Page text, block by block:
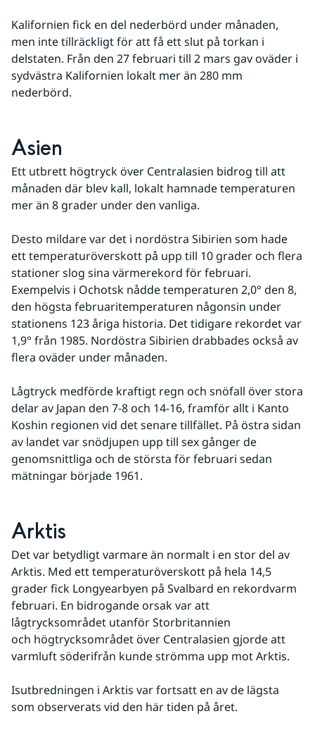
Kalifornien fick en del nederbörd under månaden,
men inte tillräckligt för att få ett slut på torkan i
delstaten. Från den 27 februari till 2 mars gav oväder i
sydvästra Kalifornien lokalt mer än 280 mm
nederbörd.
Asien
Ett utbrett högtryck över Centralasien bidrog till att
månaden där blev kall, lokalt hamnade temperaturen
mer än 8 grader under den vanliga.
Desto mildare var det i nordöstra Sibirien som hade
ett temperaturöverskott på upp till 10 grader och flera
stationer slog sina värmerekord för februari.
Exempelvis i Ochotsk nådde temperaturen 2,0° den 8,
den högsta februaritemperaturen någonsin under
stationens 123 åriga historia. Det tidigare rekordet var
1,9° från 1985. Nordöstra Sibirien drabbades också av
flera oväder under månaden.
Lågtryck medförde kraftigt regn och snöfall över stora
delar av Japan den 7-8 och 14-16, framför allt i Kanto
Koshin regionen vid det senare tillfället. På östra sidan
av landet var snödjupen upp till sex gånger de
genomsnittliga och de största för februari sedan
mätningar började 1961.
Arktis
Det var betydligt varmare än normalt i en stor del av
Arktis. Med ett temperaturöverskott på hela 14,5
grader fick Longyearbyen på Svalbard en rekordvarm
februari. En bidrogande orsak var att
lågtrycksområdet utanför Storbritannien
och högtrycksområdet över Centralasien gjorde att
varmluft söderifrån kunde strömma upp mot Arktis.
Isutbredningen i Arktis var fortsatt en av de lägsta
som observerats vid den här tiden på året.